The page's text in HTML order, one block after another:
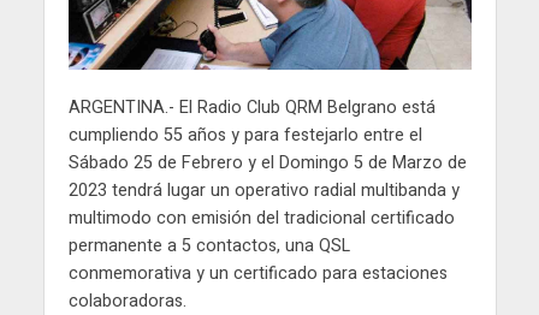
ARGENTINA.- El Radio Club QRM Belgrano está
cumpliendo 55 años y para festejarlo entre el
Sábado 25 de Febrero y el Domingo 5 de Marzo de
2023 tendrá lugar un operativo radial multibanda y
multimodo con emisión del tradicional certificado
permanente a 5 contactos, una QSL
conmemorativa y un certificado para estaciones
colaboradoras.